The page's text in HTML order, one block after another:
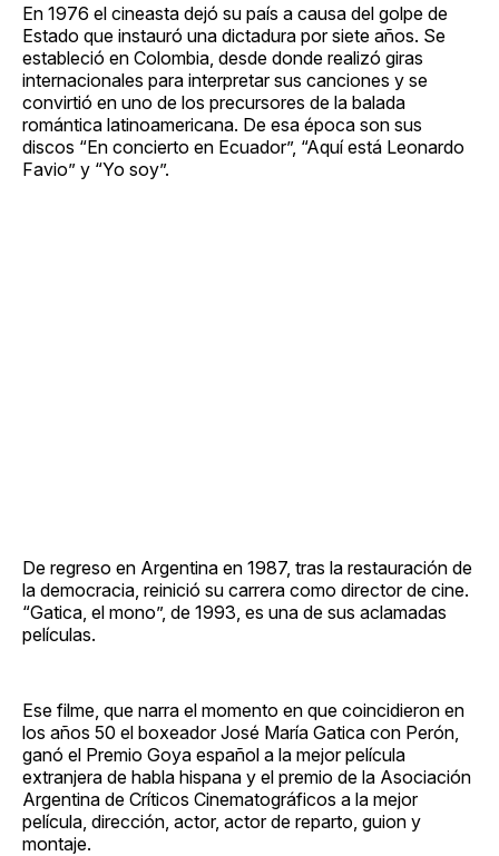
En 1976 el cineasta dejó su país a causa del golpe de
Estado que instauró una dictadura por siete años. Se
estableció en Colombia, desde donde realizó giras
internacionales para interpretar sus canciones y se
convirtió en uno de los precursores de la balada
romántica latinoamericana. De esa época son sus
discos “En concierto en Ecuador”, “Aquí está Leonardo
Favio” y “Yo soy”.
De regreso en Argentina en 1987, tras la restauración de
la democracia, reinició su carrera como director de cine.
“Gatica, el mono”, de 1993, es una de sus aclamadas
películas.
Ese filme, que narra el momento en que coincidieron en
los años 50 el boxeador José María Gatica con Perón,
ganó el Premio Goya español a la mejor película
extranjera de habla hispana y el premio de la Asociación
Argentina de Críticos Cinematográficos a la mejor
película, dirección, actor, actor de reparto, guion y
montaje.